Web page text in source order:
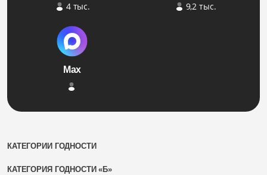
4 тыс. 9,2 тыс.
Max
КАТЕГОРИИ ГОДНОСТИ
КАТЕГОРИЯ ГОДНОСТИ «Б»